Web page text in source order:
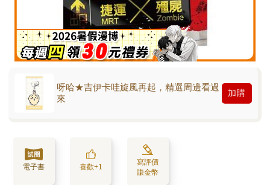
呀哈★吉伊卡哇旋風再起，精選周邊看過
來
加購
電子書 喜歡+1
寫評價
賺金幣